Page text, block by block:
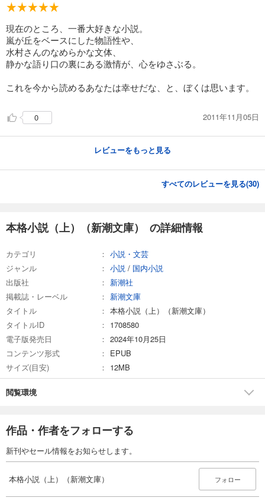
現在のところ、一番大好きな小説。
嵐が丘をベースにした物語性や、
水村さんのなめらかな文体、
静かな語り口の裏にある激情が、心をゆさぶる。
これを今から読めるあなたは幸せだな、と、ぼくは思います。
0 2011年11月05日
レビューをもっと見る
すべてのレビューを見る(30)
本格小説（上）（新潮文庫） の詳細情報
カテゴリ
小説・文芸
ジャンル
小説 / 国内小説
出版社
新潮社
掲載誌・レーベル
新潮文庫
タイトル
本格小説（上）（新潮文庫）
タイトルID
1708580
電子版発売日
2024年10月25日
コンテンツ形式
EPUB
サイズ(目安)
12MB
閲覧環境
作品・作者をフォローする
新刊やセール情報をお知らせします。
本格小説（上）（新潮文庫） フォロー